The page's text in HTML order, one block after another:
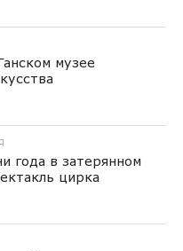
музее
года в затерянном
цирка